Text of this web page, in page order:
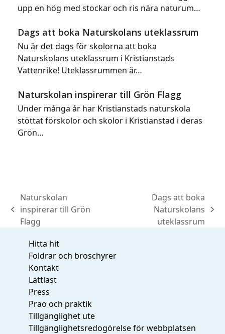
upp en hög med stockar och ris nära naturum…
Dags att boka Naturskolans uteklassrum
Nu är det dags för skolorna att boka
Naturskolans uteklassrum i Kristianstads
Vattenrike! Uteklassrummen är…
Naturskolan inspirerar till Grön Flagg
Under många år har Kristianstads naturskola
stöttat förskolor och skolor i Kristianstad i deras
Grön…
previous
post:
Naturskolan
inspirerar till Grön
Flagg
Dags att boka
Naturskolans
uteklassrum
Hitta hit
Foldrar och broschyrer
Kontakt
Lättläst
Press
Prao och praktik
Tillgänglighet ute
Tillgänglighetsredogörelse för webbplatsen